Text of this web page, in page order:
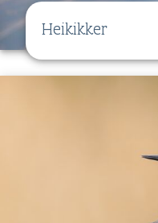
Heikikker